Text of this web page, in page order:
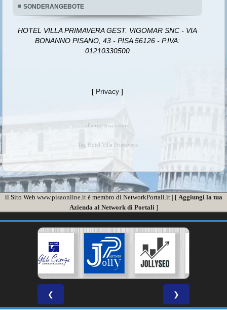
SONDERANGEBOTE
HOTEL VILLA PRIMAVERA GEST. VIGOMAR SNC - VIA
BONANNO PISANO, 43 - PISA 56126 - P.IVA:
01210330500
[ Privacy ]
albergo pisa centro
Tag Hotel Villa Primavera
il Sito Web www.pisaonline.itè membro di NetworkPortali.it | [ Aggiungi la tua
Azienda al Network di Portali ]
❮ ❯